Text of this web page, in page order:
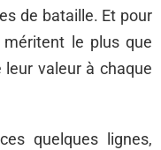
de bataille. Et pour
le plus que
leur valeur à chaque
quelques lignes,